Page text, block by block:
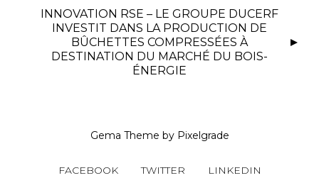
INNOVATION RSE – LE GROUPE DUCERF
INVESTIT DANS LA PRODUCTION DE
BÛCHETTES COMPRESSÉES À
DESTINATION DU MARCHÉ DU BOIS-
ÉNERGIE
Gema Theme by Pixelgrade
FACEBOOK TWITTER LINKEDIN